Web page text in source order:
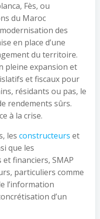
Fès, ou
du Maroc
des
en place d’une
du territoire.
pleine expansion et
et fiscaux pour
résidants ou pas, le
rendements sûrs.
à la crise.
les constructeurs et
que les
financiers, SMAP
particuliers comme
l’information
d’un